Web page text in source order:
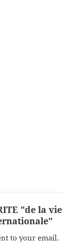
"de la vie
to your email.